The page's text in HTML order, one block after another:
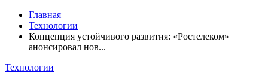
Главная
Технологии
Концепция устойчивого развития: «Ростелеком»
анонсировал нов...
Технологии